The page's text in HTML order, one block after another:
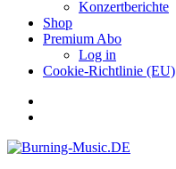
Konzertberichte
Shop
Premium Abo
Log in
Cookie-Richtlinie (EU)